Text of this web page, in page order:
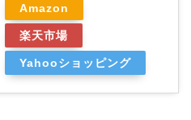
Amazon
楽天市場
Yahooショッピング